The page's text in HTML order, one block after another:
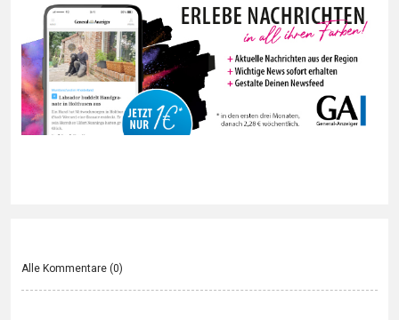
Alle Kommentare (0)